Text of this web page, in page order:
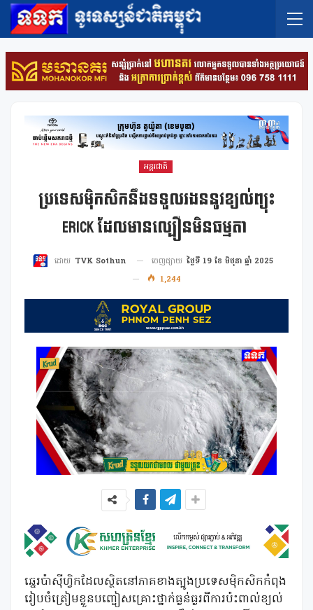
អន្តរជាតិ
ប្រទេសម៉ិកសិកនឹងទទួលរងននូវខ្យល់ព្យុះ
Erick ដែលមានល្បឿនមិនធម្មតា
ដោយ TVK Sothun ចេញផ្សាយ ថ្ងៃទី 19 ខែ មិថុនា ឆ្នាំ 2025
1,244
ឆ្នេរប៉ាស៊ីហ្វិកដែលស្ថិតនៅភាគខាងត្បូងប្រទេសម៉ិកសិកកំពុង
រៀបចំត្រៀមខ្លួនបញ្ចៀសគ្រោះថ្នាក់ធ្ងន់ធ្ងរពីការប៉ះពាល់ខ្យល់